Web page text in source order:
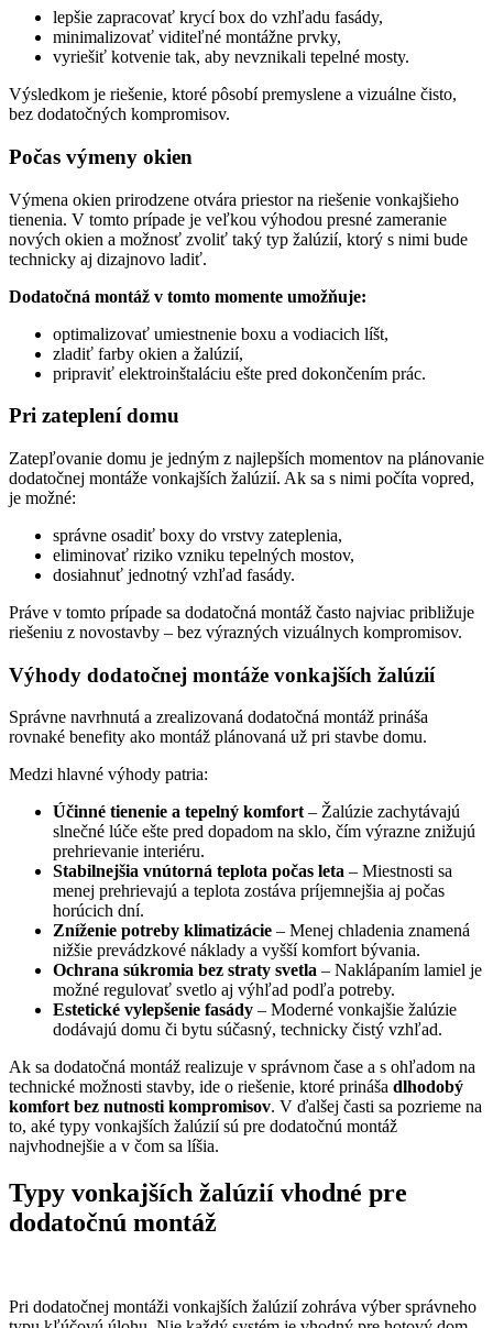
lepšie zapracovať krycí box do vzhľadu fasády,
minimalizovať viditeľné montážne prvky,
vyriešiť kotvenie tak, aby nevznikali tepelné mosty.
Výsledkom je riešenie, ktoré pôsobí premyslene a vizuálne čisto,
bez dodatočných kompromisov.
Počas výmeny okien
Výmena okien prirodzene otvára priestor na riešenie vonkajšieho
tienenia. V tomto prípade je veľkou výhodou presné zameranie
nových okien a možnosť zvoliť taký typ žalúzií, ktorý s nimi bude
technicky aj dizajnovo ladiť.
Dodatočná montáž v tomto momente umožňuje:
optimalizovať umiestnenie boxu a vodiacich líšt,
zladiť farby okien a žalúzií,
pripraviť elektroinštaláciu ešte pred dokončením prác.
Pri zateplení domu
Zatepľovanie domu je jedným z najlepších momentov na plánovanie
dodatočnej montáže vonkajších žalúzií. Ak sa s nimi počíta vopred,
je možné:
správne osadiť boxy do vrstvy zateplenia,
eliminovať riziko vzniku tepelných mostov,
dosiahnuť jednotný vzhľad fasády.
Práve v tomto prípade sa dodatočná montáž často najviac približuje
riešeniu z novostavby – bez výrazných vizuálnych kompromisov.
Výhody dodatočnej montáže vonkajších žalúzií
Správne navrhnutá a zrealizovaná dodatočná montáž prináša
rovnaké benefity ako montáž plánovaná už pri stavbe domu.
Medzi hlavné výhody patria:
Účinné tienenie a tepelný komfort– Žalúzie zachytávajú
slnečné lúče ešte pred dopadom na sklo, čím výrazne znižujú
prehrievanie interiéru.
Stabilnejšia vnútorná teplota počas leta – Miestnosti sa
menej prehrievajú a teplota zostáva príjemnejšia aj počas
horúcich dní.
Zníženie potreby klimatizácie – Menej chladenia znamená
nižšie prevádzkové náklady a vyšší komfort bývania.
Ochrana súkromia bez straty svetla – Naklápaním lamiel je
možné regulovať svetlo aj výhľad podľa potreby.
Estetické vylepšenie fasády – Moderné vonkajšie žalúzie
dodávajú domu či bytu súčasný, technicky čistý vzhľad.
Ak sa dodatočná montáž realizuje v správnom čase a s ohľadom na
technické možnosti stavby, ide o riešenie, ktoré prináša dlhodobý
komfort bez nutnosti kompromisov. V ďalšej časti sa pozrieme na
to, aké typy vonkajších žalúzií sú pre dodatočnú montáž
najvhodnejšie a v čom sa líšia.
Typy vonkajších žalúzií vhodné pre
dodatočnú montáž
Pri dodatočnej montáži vonkajších žalúzií zohráva výber správneho